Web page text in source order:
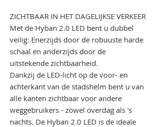
ZICHTBAAR IN HET DAGELIJKSE VERKEER
Met de Hyban 2.0 LED bent u dubbel
veilig: Enerzijds door de robuuste harde
schaal en anderzijds door de
uitstekende zichtbaarheid.
Dankzij de LED-licht op de voor- en
achterkant van de stadshelm bent u van
alle kanten zichtbaar voor andere
weggebruikers - zowel overdag als 's
nachts. De Hyban 2.0 LED is de ideale